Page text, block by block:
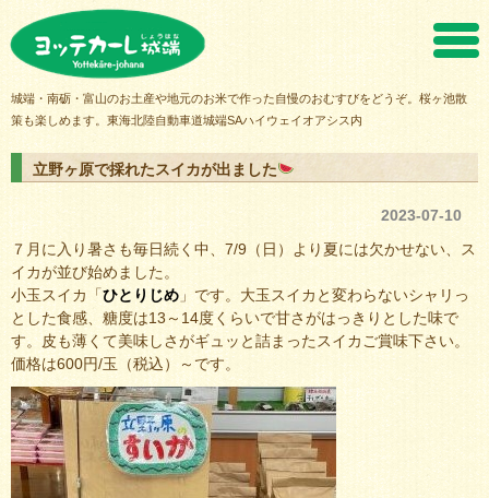
城端・南砺・富山のお土産や地元のお米で作った自慢のおむすびをどうぞ。桜ヶ池散
策も楽しめます。東海北陸自動車道城端SAハイウェイオアシス内
立野ヶ原で採れたスイカが出ました
2023-07-10
７月に入り暑さも毎日続く中、7/9（日）より夏には欠かせない、ス
イカが並び始めました。
小玉スイカ「ひとりじめ 」です。大玉スイカと変わらないシャリっ
とした食感、糖度は13～14度くらいで甘さがはっきりとした味で
す。皮も薄くて美味しさがギュッと詰まったスイカご賞味下さい。
価格は600円/玉（税込）～です。